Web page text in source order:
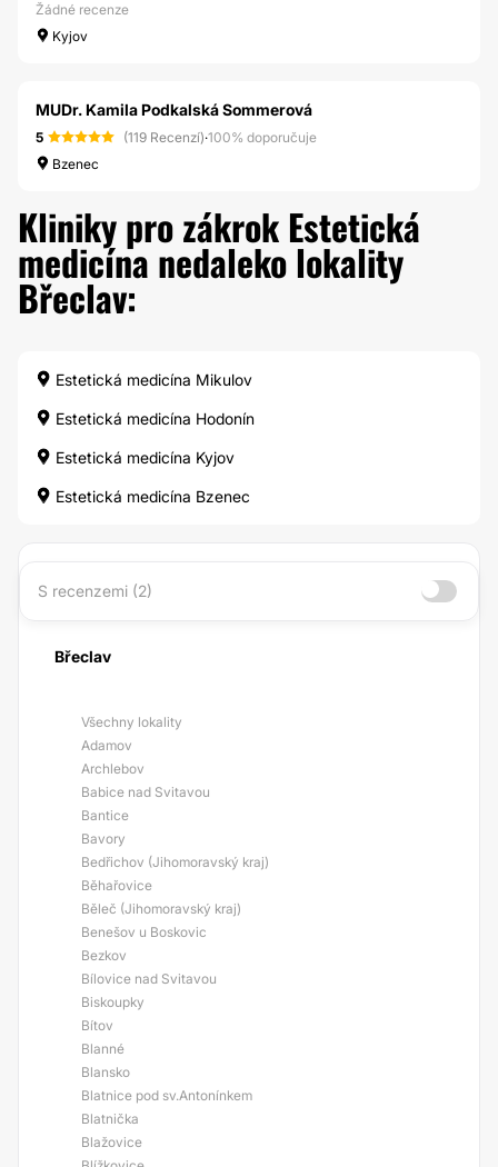
Žádné recenze
Kyjov
MUDr. Kamila Podkalská Sommerová
5 (119 Recenzí)·100% doporučuje
Bzenec
Kliniky pro zákrok Estetická
medicína nedaleko lokality
Břeclav:
Estetická medicína Mikulov
Estetická medicína Hodonín
Estetická medicína Kyjov
Estetická medicína Bzenec
S recenzemi (2)
Břeclav
Všechny lokality
Adamov
Archlebov
Babice nad Svitavou
Bantice
Bavory
Bedřichov (Jihomoravský kraj)
Běhařovice
Běleč (Jihomoravský kraj)
Benešov u Boskovic
Bezkov
Bílovice nad Svitavou
Biskoupky
Bítov
Blanné
Blansko
Blatnice pod sv.Antonínkem
Blatnička
Blažovice